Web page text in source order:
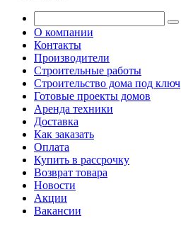
О компании
Контакты
Производители
Строительные работы
Строительство дома под ключ
Готовые проекты домов
Аренда техники
Доставка
Как заказать
Оплата
Купить в рассрочку
Возврат товара
Новости
Акции
Вакансии